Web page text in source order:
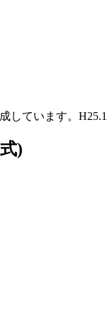
しています。
)